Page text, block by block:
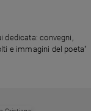
dedicata: convegni,
e immagini del poeta"